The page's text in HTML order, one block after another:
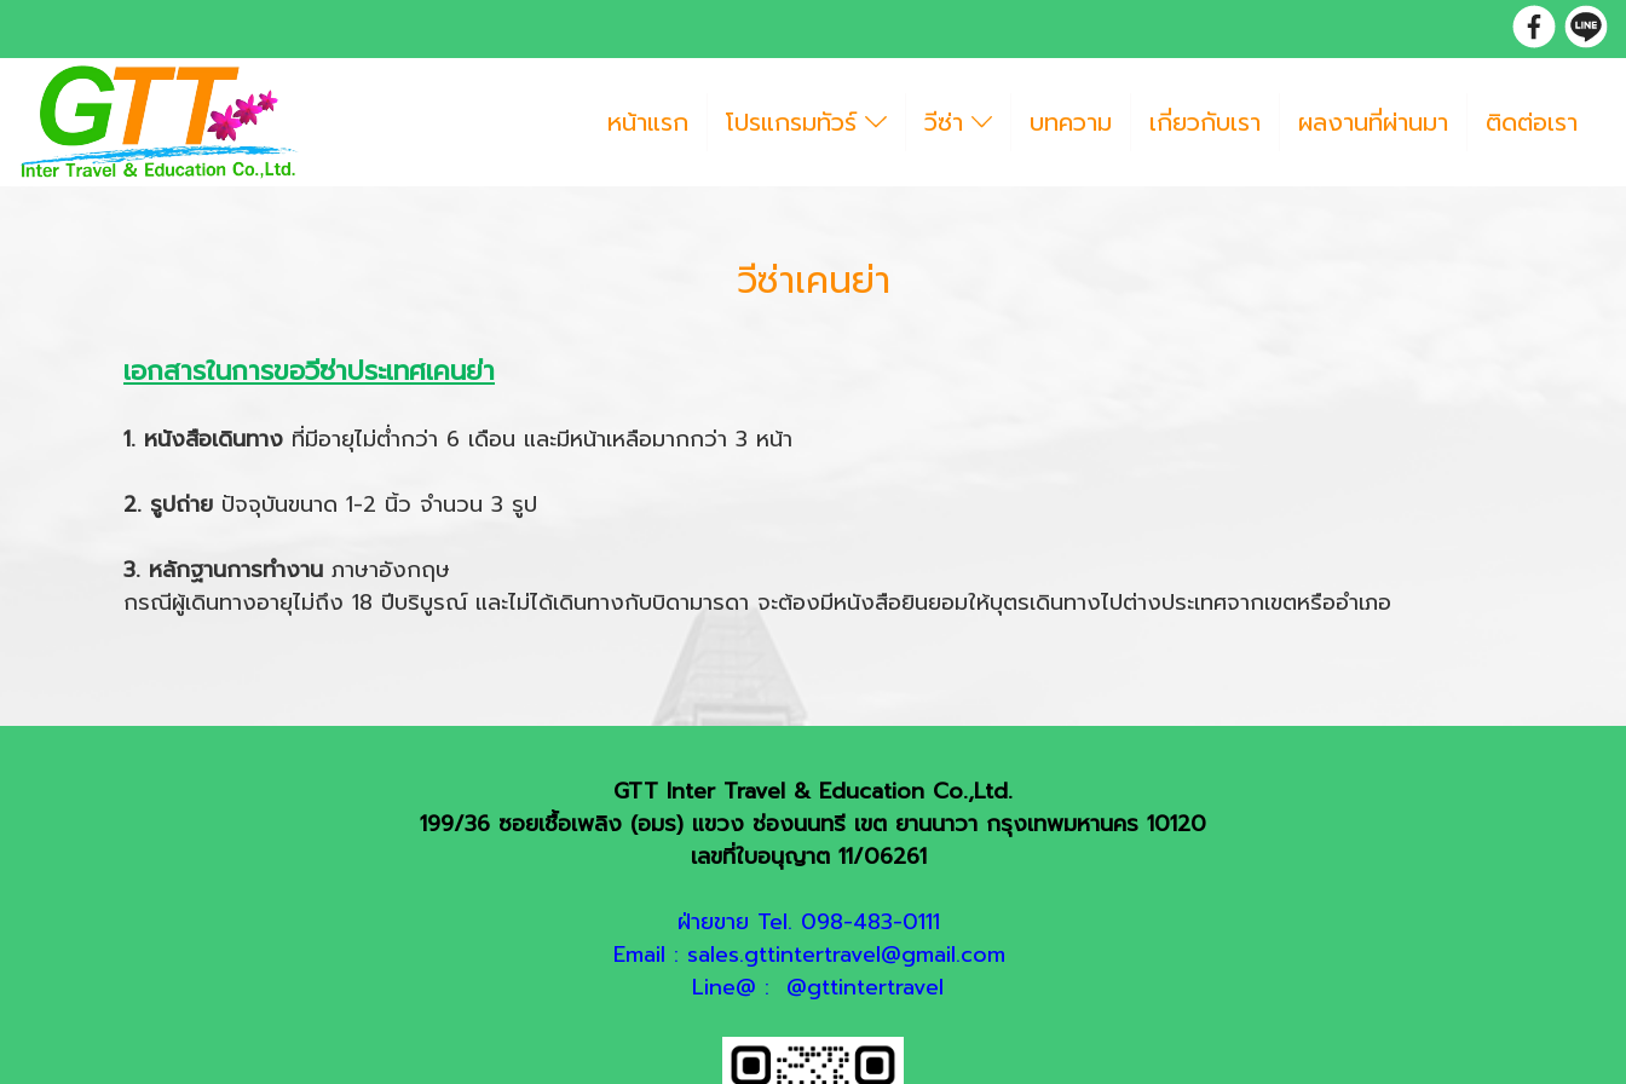
หน้าแรก โปรแกรมทัวร์ วีซ่า บทความ เกี่ยวกับเรา ผลงานที่ผ่านมา ติดต่อเรา
วีซ่าเคนย่า
เอกสารในการขอวีซ่าประเทศเคนย่า
1. หนังสือเดินทาง ที่มีอายุไม่ต่ำกว่า 6 เดือน และมีหน้าเหลือมากกว่า 3 หน้า
2. รูปถ่าย ปัจจุบันขนาด 1-2 นิ้ว จำนวน 3 รูป
3. หลักฐานการทำงาน ภาษาอังกฤษ
กรณีผู้เดินทางอายุไม่ถึง 18 ปีบริบูรณ์ และไม่ได้เดินทางกับบิดามารดา จะต้องมีหนังสือยินยอมให้บุตรเดินทางไปต่างประเทศจากเขตหรืออำเภอ
GTT Inter Travel & Education Co.,Ltd.
199/36 ซอยเชื้อเพลิง (อมร) แขวง ช่องนนทรี เขต ยานนาวา กรุงเทพมหานคร 10120
เลขที่ใบอนุญาต 11/06261
ฝ่ายขาย Tel. 098-483-0111
Email : sales.gttintertravel@gmail.com
Line@ : @gttintertravel